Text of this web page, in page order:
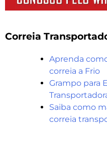
Correia
Aprenda
correia a Frio
Grampo para
Saiba como
correia